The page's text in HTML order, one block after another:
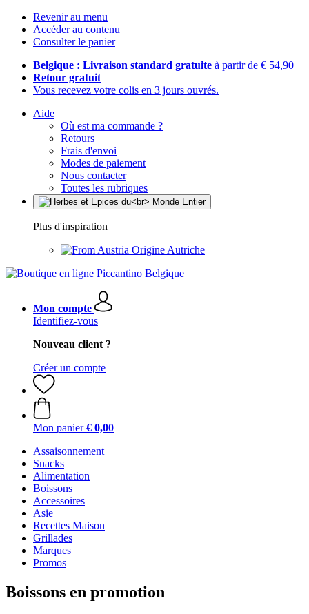
Revenir au menu
Accéder au contenu
Consulter le panier
Belgique : Livraison standard gratuite à partir de € 54,90
Retour gratuit
Vous recevez votre colis en 3 jours ouvrés.
Aide
Où est ma commande ?
Retours
Frais d'envoi
Modes de paiement
Nous contacter
Toutes les rubriques
Plus d'inspiration
Origine Autriche
Mon compte
Identifiez-vous
Nouveau client ?
Créer un compte
Mon panier € 0,00
Assaisonnement
Snacks
Alimentation
Boissons
Accessoires
Asie
Recettes Maison
Grillades
Marques
Promos
Boissons en promotion